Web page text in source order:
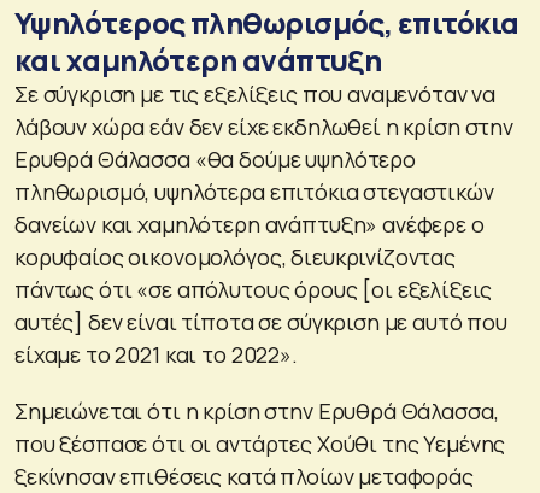
Υψηλότερος πληθωρισμός, επιτόκια
και χαμηλότερη ανάπτυξη
Σε σύγκριση με τις εξελίξεις που αναμενόταν να
λάβουν χώρα εάν δεν είχε εκδηλωθεί η κρίση στην
Ερυθρά Θάλασσα «θα δούμε υψηλότερο
πληθωρισμό, υψηλότερα επιτόκια στεγαστικών
δανείων και χαμηλότερη ανάπτυξη» ανέφερε ο
κορυφαίος οικονομολόγος, διευκρινίζοντας
πάντως ότι «σε απόλυτους όρους [οι εξελίξεις
αυτές] δεν είναι τίποτα σε σύγκριση με αυτό που
είχαμε το 2021 και το 2022».
Σημειώνεται ότι η κρίση στην Ερυθρά Θάλασσα,
που ξέσπασε ότι οι αντάρτες Χούθι της Υεμένης
ξεκίνησαν επιθέσεις κατά πλοίων μεταφοράς